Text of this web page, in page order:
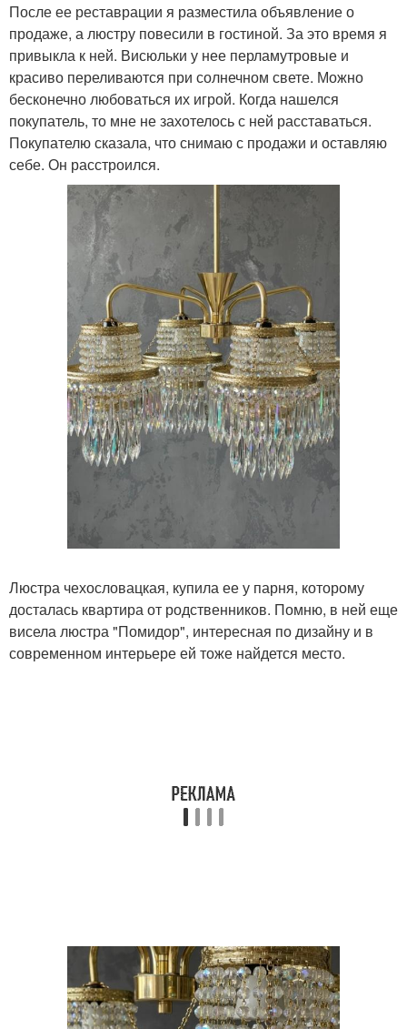
После ее реставрации я разместила объявление о
продаже, а люстру повесили в гостиной. За это время я
привыкла к ней. Висюльки у нее перламутровые и
красиво переливаются при солнечном свете. Можно
бесконечно любоваться их игрой. Когда нашелся
покупатель, то мне не захотелось с ней расставаться.
Покупателю сказала, что снимаю с продажи и оставляю
себе. Он расстроился.
Люстра чехословацкая, купила ее у парня, которому
досталась квартира от родственников. Помню, в ней еще
висела люстра "Помидор", интересная по дизайну и в
современном интерьере ей тоже найдется место.